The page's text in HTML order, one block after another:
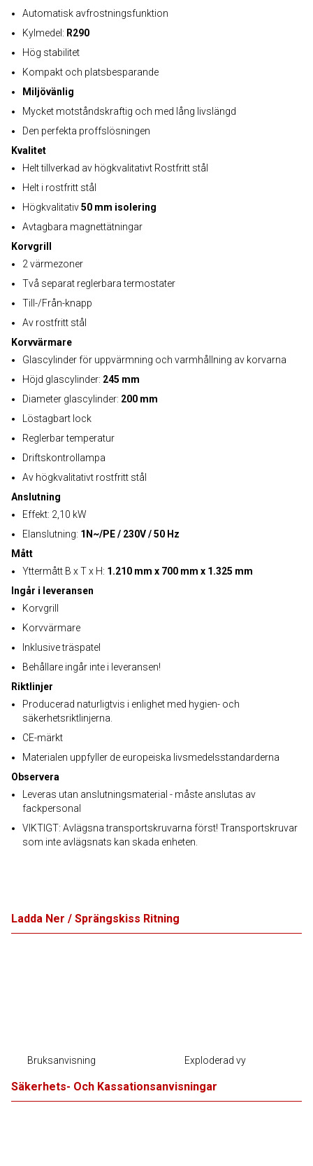
Automatisk avfrostningsfunktion
Kylmedel: R290
Hög stabilitet
Kompakt och platsbesparande
Miljövänlig
Mycket motståndskraftig och med lång livslängd
Den perfekta proffslösningen
Kvalitet
Helt tillverkad av högkvalitativt Rostfritt stål
Helt i rostfritt stål
Högkvalitativ50 mm isolering
Avtagbara magnettätningar
Korvgrill
2 värmezoner
Två separat reglerbara termostater
Till-/Från-knapp
Av rostfritt stål
Korvvärmare
Glascylinder för uppvärmning och varmhållning av korvarna
Höjd glascylinder: 245 mm
Diameter glascylinder: 200 mm
Löstagbart lock
Reglerbar temperatur
Driftskontrollampa
Av högkvalitativt rostfritt stål
Anslutning
Effekt: 2,10 kW
Elanslutning: 1N~/PE / 230V / 50 Hz
Mått
Yttermått B x T x H: 1.210 mm x 700 mm x 1.325 mm
Ingår i leveransen
Korvgrill
Korvvärmare
Inklusive träspatel
Behållare ingår inte i leveransen!
Riktlinjer
Producerad naturligtvis i enlighet med hygien- och
säkerhetsriktlinjerna.
CE-märkt
Materialen uppfyller de europeiska livsmedelsstandarderna
Observera
Leveras utan anslutningsmaterial - måste anslutas av
fackpersonal
VIKTIGT: Avlägsna transportskruvarna först! Transportskruvar
som inte avlägsnats kan skada enheten.
Ladda Ner / Sprängskiss Ritning
Bruksanvisning Exploderad vy
Säkerhets- Och Kassationsanvisningar